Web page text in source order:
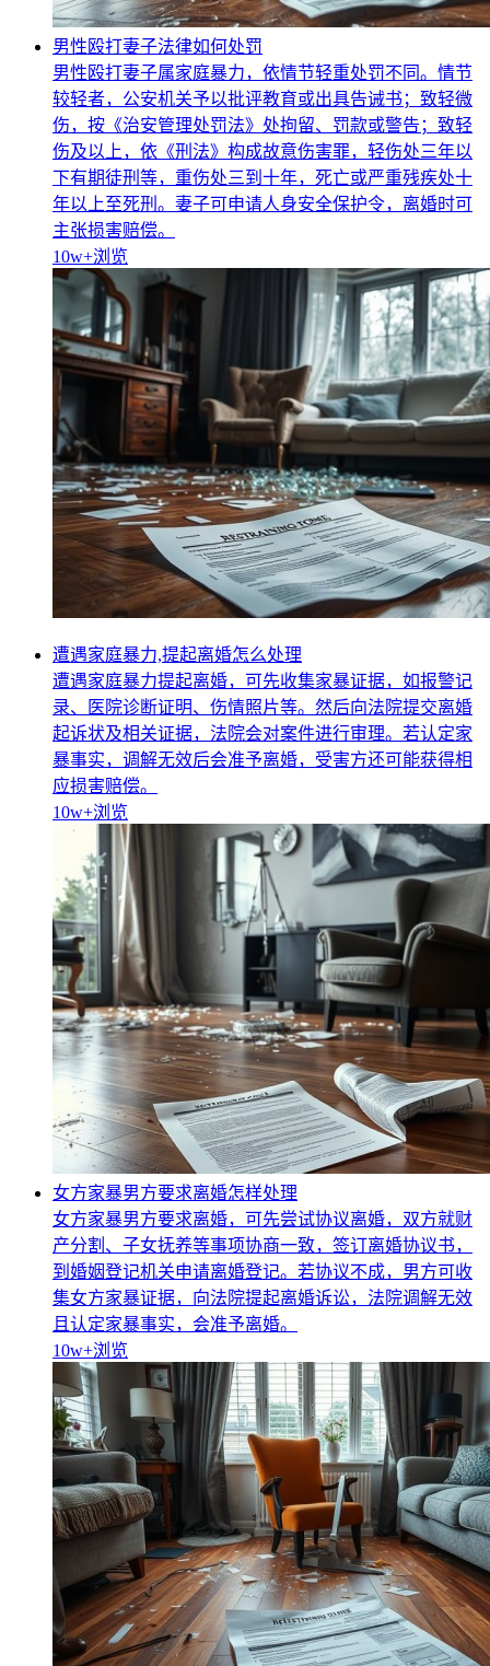
男性殴打妻子法律如何处罚
男性殴打妻子属家庭暴力，依情节轻重处罚不同。情节
较轻者，公安机关予以批评教育或出具告诫书；致轻微
伤，按《治安管理处罚法》处拘留、罚款或警告；致轻
伤及以上，依《刑法》构成故意伤害罪，轻伤处三年以
下有期徒刑等，重伤处三到十年，死亡或严重残疾处十
年以上至死刑。妻子可申请人身安全保护令，离婚时可
主张损害赔偿。
10w+浏览
遭遇家庭暴力,提起离婚怎么处理
遭遇家庭暴力提起离婚，可先收集家暴证据，如报警记
录、医院诊断证明、伤情照片等。然后向法院提交离婚
起诉状及相关证据，法院会对案件进行审理。若认定家
暴事实，调解无效后会准予离婚，受害方还可能获得相
应损害赔偿。
10w+浏览
女方家暴男方要求离婚怎样处理
女方家暴男方要求离婚，可先尝试协议离婚，双方就财
产分割、子女抚养等事项协商一致，签订离婚协议书，
到婚姻登记机关申请离婚登记。若协议不成，男方可收
集女方家暴证据，向法院提起离婚诉讼，法院调解无效
且认定家暴事实，会准予离婚。
10w+浏览